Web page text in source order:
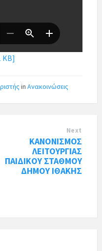
KB]
in Ανακοινώσεις
Next
ΚΑΝΟΝΙΣΜΟΣ
ΛΕΙΤΟΥΡΓΙΑΣ
ΠΑΙΔΙΚΟΥ ΣΤΑΘΜΟΥ
ΔΗΜΟΥ ΙΘΑΚΗΣ